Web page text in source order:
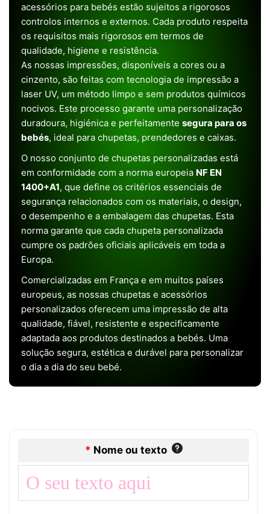
acessórios para bebés estão sujeitos a rigorosos
controlos internos e externos. Cada produto respeita
os requisitos mais rigorosos em termos de
qualidade, higiene e resistência.
As nossas impressões, disponíveis a cores ou a
cinzento, são feitas com tecnologia de impressão a
laser UV, um método limpo e sem produtos químicos
nocivos. Este processo garante uma personalização
duradoura, higiénica e perfeitamente segura para os
bebés, ideal para chupetas, prendedores e caixas.
O nosso conjunto de chupetas personalizadas está
em conformidade com a norma europeia NF EN
1400+A1, que define os critérios essenciais de
segurança relacionados com os materiais, o design,
o desempenho e a embalagem das chupetas. Esta
norma garante que cada chupeta personalizada
cumpre os padrões oficiais aplicáveis em toda a
Europa.
Comercializadas em França e em muitos países
europeus, as nossas chupetas e acessórios
personalizados oferecem uma impressão de alta
qualidade, fiável, resistente e especificamente
adaptada aos produtos destinados a bebés. Uma
solução segura, estética e durável para personalizar
o dia a dia do seu bebé.
* Nome ou texto